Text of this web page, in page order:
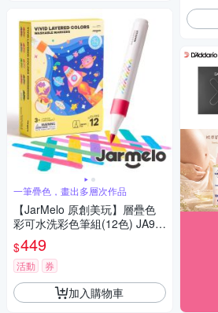
一筆疊色，畫出多層次作品
【JarMelo 原創美玩】層疊色
彩可水洗彩色筆組(12色) JA99
674
$449
活動 券
加入購物車